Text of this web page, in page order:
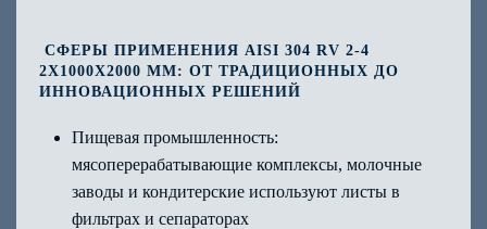
СФЕРЫ ПРИМЕНЕНИЯ AISI 304 RV 2-4
2Х1000Х2000 ММ: ОТ ТРАДИЦИОННЫХ ДО
ИННОВАЦИОННЫХ РЕШЕНИЙ
Пищевая промышленность:
мясоперерабатывающие комплексы, молочные
заводы и кондитерские используют листы в
фильтрах и сепараторах